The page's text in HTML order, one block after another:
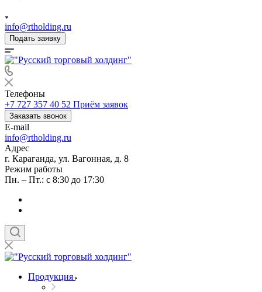
info@rtholding.ru
Подать заявку
Телефоны
+7 727 357 40 52 Приём заявок
Заказать звонок
E-mail
info@rtholding.ru
Адрес
г. Караганда, ул. Вагонная, д. 8
Режим работы
Пн. – Пт.: с 8:30 до 17:30
Продукция